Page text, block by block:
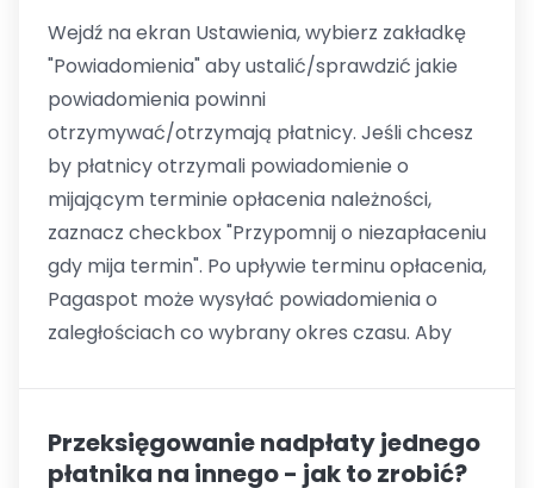
Wejdź na ekran Ustawienia, wybierz zakładkę
"Powiadomienia" aby ustalić/sprawdzić jakie
powiadomienia powinni
otrzymywać/otrzymają płatnicy. Jeśli chcesz
by płatnicy otrzymali powiadomienie o
mijającym terminie opłacenia należności,
zaznacz checkbox "Przypomnij o niezapłaceniu
gdy mija termin". Po upływie terminu opłacenia,
Pagaspot może wysyłać powiadomienia o
zaległościach co wybrany okres czasu. Aby
Przeksięgowanie nadpłaty jednego
płatnika na innego - jak to zrobić?